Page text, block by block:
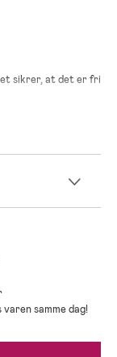
sikrer, at det er fri
flyselskaper
samme dag!